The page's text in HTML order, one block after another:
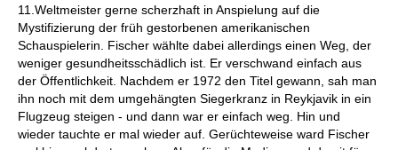
11.Weltmeister gerne scherzhaft in Anspielung auf die
Mystifizierung der früh gestorbenen amerikanischen
Schauspielerin. Fischer wählte dabei allerdings einen Weg, der
weniger gesundheitsschädlich ist. Er verschwand einfach aus
der Öffentlichkeit. Nachdem er 1972 den Titel gewann, sah man
ihn noch mit dem umgehängten Siegerkranz in Reykjavik in ein
Flugzeug steigen - und dann war er einfach weg. Hin und
wieder tauchte er mal wieder auf. Gerüchteweise ward Fischer